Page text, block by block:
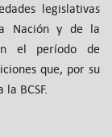
legislativas
Nación y de la
el período de
que, por su
BCSF.